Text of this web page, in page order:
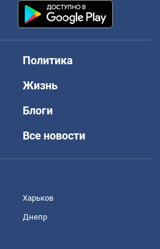
Политика
Жизнь
Блоги
Все новости
Харьков
Днепр